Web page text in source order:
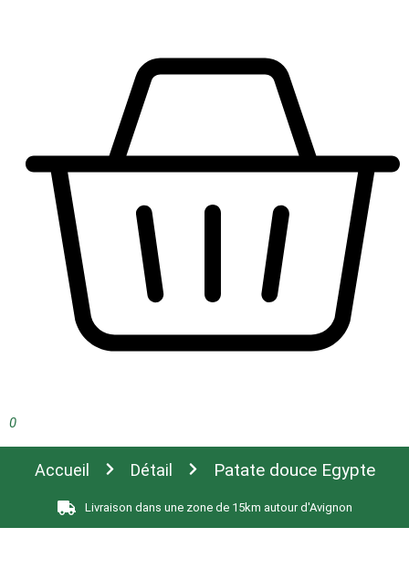
0
Accueil Détail Patate douce Egypte
Livraison dans une zone de 15km autour d'Avignon